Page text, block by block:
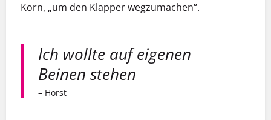
Korn, „um den Klapper wegzumachen“.
Ich wollte auf eigenen
Beinen stehen
– Horst